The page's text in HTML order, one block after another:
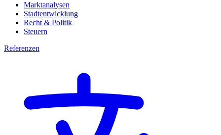
Marktanalysen
Stadtentwicklung
Recht & Politik
Steuern
Referenzen